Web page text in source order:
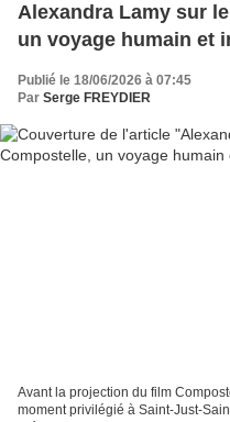
Alexandra Lamy sur
un voyage humain et
Publié le 18/06/2026 à 07:45
Par Serge FREYDIER
Avant la projection du film
moment privilégié à Saint-Just-